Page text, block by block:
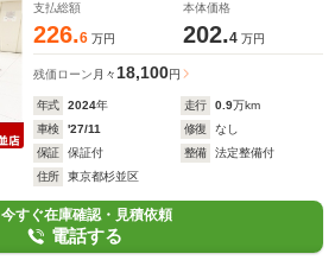
支払総額
226.6 万円
本体価格
202.4 万円
残価ローン 月々 18,100円
年式 2024年 走行 0.9万km
車検
'27/11 修復
なし
保証
保証付 整備
法定整備付
住所
東京都杉並区
今すぐ在庫確認・見積依頼
電話する